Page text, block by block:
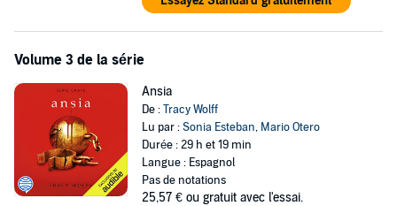
Volume 3 de la série
Ansia
De :Tracy Wolff
Lu par :Sonia Esteban, Mario Otero
Durée : 29 h et 19 min
Langue : Espagnol
Pas de notations
25,57 € ou gratuit avec l'essai.